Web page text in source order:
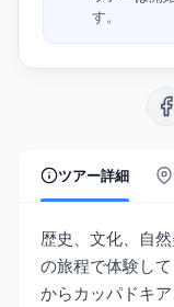
ツアー詳細
歴史、文化、自
の旅程で体験し
からカッパドキ
す。